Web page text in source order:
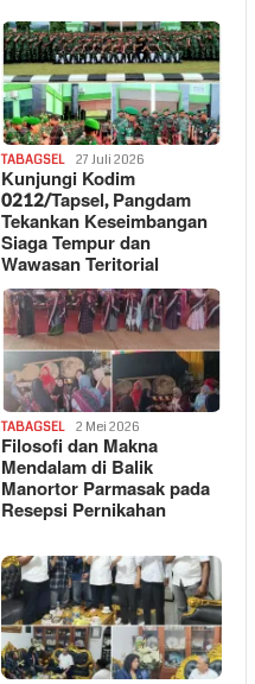
TABAGSEL 27 Juli 2026
Kunjungi Kodim
0212/Tapsel, Pangdam
Tekankan Keseimbangan
Siaga Tempur dan
Wawasan Teritorial
TABAGSEL 2 Mei 2026
Filosofi dan Makna
Mendalam di Balik
Manortor Parmasak pada
Resepsi Pernikahan